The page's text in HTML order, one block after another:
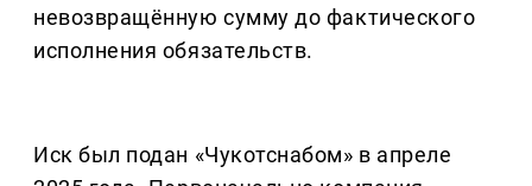
невозвращённую сумму до фактического
исполнения обязательств.
Иск был подан «Чукотснабом» в апреле